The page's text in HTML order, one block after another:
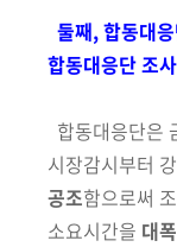
둘째, 합동대
합동대응단 조
합동대응단은
시장감시부터
공조함으로써
소요시간을 대